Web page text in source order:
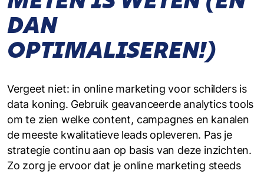
DAN
OPTIMALISEREN!)
Vergeet niet: in online marketing voor schilders is
data koning. Gebruik geavanceerde analytics tools
om te zien welke content, campagnes en kanalen
de meeste kwalitatieve leads opleveren. Pas je
strategie continu aan op basis van deze inzichten.
Zo zorg je ervoor dat je online marketing steeds